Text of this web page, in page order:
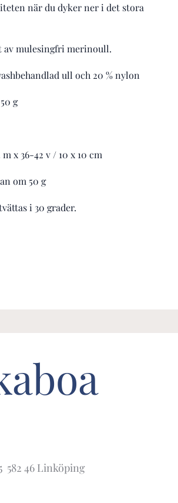
när du dyker ner i det stora
av mulesingfri merinoull.
ull och 20 % nylon
g
m x 36-42 v / 10 x 10 cm
om 50 g
i 30 grader.
582 46 Linköping